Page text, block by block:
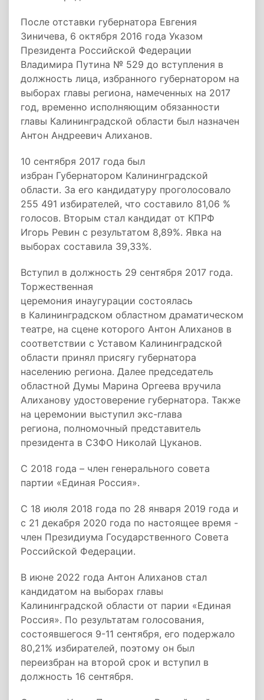
После отставки губернатора Евгения
Зиничева, 6 октября 2016 года Указом
Президента Российской Федерации
Владимира Путина № 529 до вступления в
должность лица, избранного губернатором на
выборах главы региона, намеченных на 2017
год, временно исполняющим обязанности
главы Калининградской области был назначен
Антон Андреевич Алиханов.
10 сентября 2017 года был
избран Губернатором Калининградской
области. За его кандидатуру проголосовало
255 491 избирателей, что составило 81,06 %
голосов. Вторым стал кандидат от КПРФ
Игорь Ревин с результатом 8,89%. Явка на
выборах составила 39,33%.
Вступил в должность 29 сентября 2017 года.
Торжественная
церемония инаугурации состоялась
в Калининградском областном драматическом
театре, на сцене которого Антон Алиханов в
соответствии с Уставом Калининградской
области принял присягу губернатора
населению региона. Далее председатель
областной Думы Марина Оргеева вручила
Алиханову удостоверение губернатора. Также
на церемонии выступил экс-глава
региона, полномочный представитель
президента в СЗФО Николай Цуканов.
С 2018 года – член генерального совета
партии «Единая Россия».
С 18 июля 2018 года по 28 января 2019 года и
с 21 декабря 2020 года по настоящее время -
член Президиума Государственного Совета
Российской Федерации.
В июне 2022 года Антон Алиханов стал
кандидатом на выборах главы
Калининградской области от парии «Единая
Россия». По результатам голосования,
состоявшегося 9-11 сентября, его подержало
80,21% избирателей, поэтому он был
переизбран на второй срок и вступил в
должность 16 сентября.